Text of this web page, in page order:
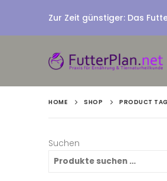
Zur Zeit günstiger: Das
HOME SHOP PRODUCT
Suchen